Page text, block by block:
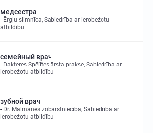
медсестра
Ērgļu slimnīca, Sabiedrība ar ierobežotu
atbildību
семейный врач
Dakteres Spēlītes ārsta prakse, Sabiedrība ar
ierobežotu atbildību
зубной врач
Dr. Mālmanes zobārstniecība, Sabiedrība ar
ierobežotu atbildību